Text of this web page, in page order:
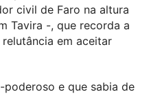
civil de Faro na altura
Tavira -, que recorda a
em aceitar
poderoso e que sabia de